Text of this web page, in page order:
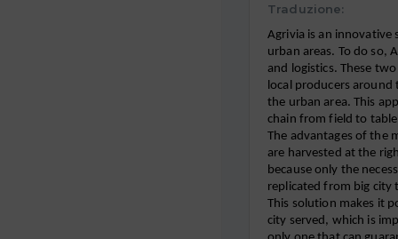
Traduzione:
Agrivia is an innovative
urban areas. To do so,
and logistics. These
local producers
the urban area. This
chain from field to
The advantages of the
are harvested at the
because only the
replicated from big city
This solution makes it
city served, which is